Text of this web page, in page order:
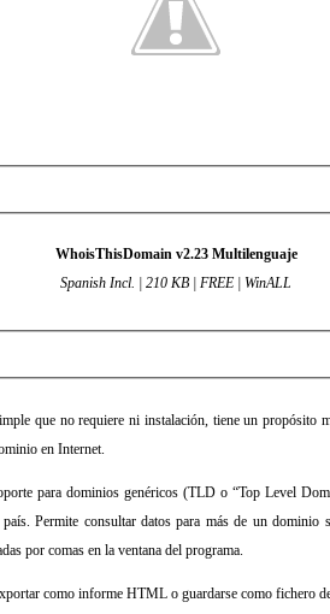
WhoisThisDomain v2.23 Multilenguaje
Spanish Incl. | 210 KB | FREE | WinALL
que no requiere ni instalación, tiene un propósito
en Internet.
para dominios genéricos (TLD o “Top Level
Permite consultar datos para más de un dominio
por comas en la ventana del programa.
como informe HTML o guardarse como fichero